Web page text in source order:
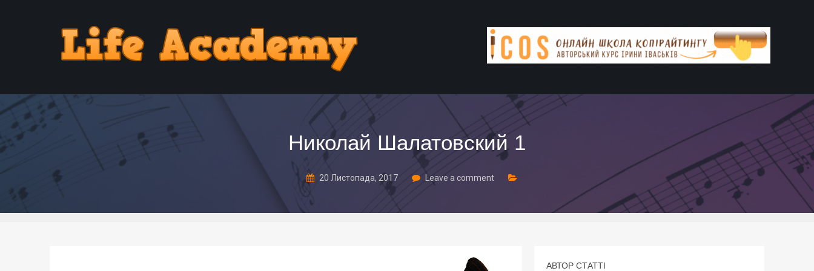
Николай Шалатовский 1
20 Листопада, 2017 Leave a comment
АВТОР СТАТТІ